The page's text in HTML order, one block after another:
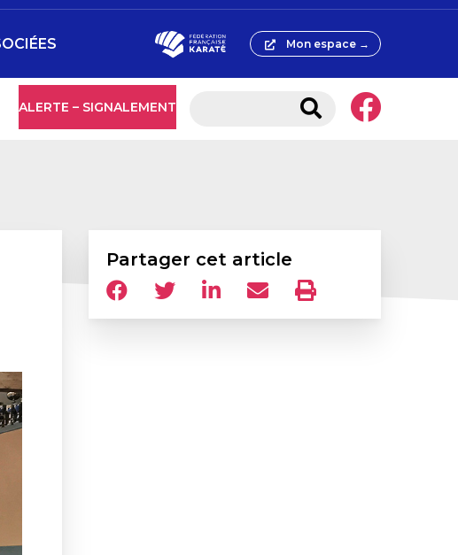
ALERTE – SIGNALEMENT
Mon espace →
Partager cet article